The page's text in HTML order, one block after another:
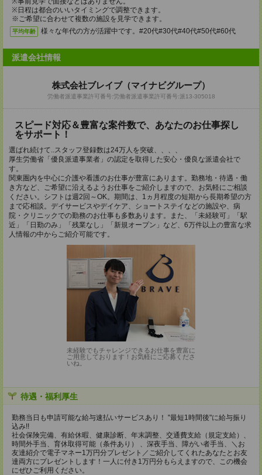
※日程は都合のいいタイミングで調整できます。
※ご希望に合わせて複数の施設を見学できます。
平均年齢 様々な年代の方が活躍中です。#20代#30代#40代#50代#60代
派遣会社情報
株式会社ブレイブ（マイナビグループ）
労働者派遣事業許可番号:労働者派遣事業許可番号:派13-305018
スピード対応＆豊富な案件数で、あなたのお仕事探し
をサポート！
選ばれ続けて..スタッフ登録数は24万人を突破、、、、
厚生労働省「優良派遣事業者」の認定を取得した安心・優良な派遣会社で
す。
関東圏内を中心に介護や看護のお仕事が豊富にあります。勤務地・待遇・働
き方など、ご希望に沿えるようお仕事をご紹介しますので、お気軽にご相談
ください。シフトは週2回～OK。期間は、1ヵ月程度の短期から長期希望の方
まで応相談。デイサービスやデイケア、ショートステイなどの施設や、病
院・クリニックでの勤務のお仕事も多数あります。また、「未経験可」「駅
近」「日勤のみ」「残業なし」「新規オープン」など、6万件以上の豊富な求
人情報の中からご紹介可能です。
未経験でもチャレンジできるお仕事を豊富に
ご用意しております！お気軽にご応募くださ
いね。
待遇・福利厚生
勤務当日も申請可能な給与速払いサービスあり！ "最短1時間後"に給与振り
込み!!
社会保険完備、有給休暇、健康診断、年末調整、交通費支給（規定支給）、
時間外手当、育休取得可能（条件あり） 、深夜手当、障がい者手当、＼お
友達紹介で電子マネー1万円分プレゼント／ご紹介してくれたあなたとお友
達両方にプレゼントします！一人に付き1万円分もらえますので、この機会
にぜひご利用ください。